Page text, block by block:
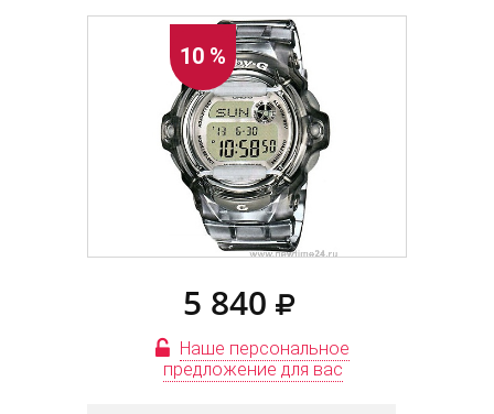
10 %
5 840
Наше персональное
предложение для вас